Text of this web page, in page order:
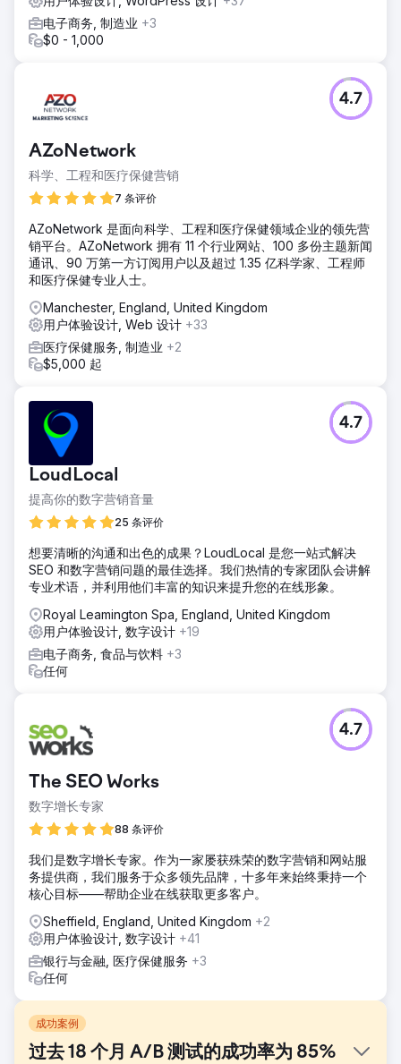
电子商务, 制造业 +3
$0 - 1,000
AZoNetwork
科学、工程和医疗保健营销
7 条评价
4.7
AZoNetwork 是面向科学、工程和医疗保健领域企业的领先营
销平台。AZoNetwork 拥有 11 个行业网站、100 多份主题新闻
通讯、90 万第一方订阅用户以及超过 1.35 亿科学家、工程师
和医疗保健专业人士。
Manchester, England, United Kingdom
用户体验设计, Web 设计 +33
医疗保健服务, 制造业 +2
$5,000 起
LoudLocal
提高你的数字营销音量
25 条评价
4.7
想要清晰的沟通和出色的成果？LoudLocal 是您一站式解决
SEO 和数字营销问题的最佳选择。我们热情的专家团队会讲解
专业术语，并利用他们丰富的知识来提升您的在线形象。
Royal Leamington Spa, England, United Kingdom
用户体验设计, 数字设计 +19
电子商务, 食品与饮料 +3
任何
The SEO Works
数字增长专家
88 条评价
4.7
我们是数字增长专家。作为一家屡获殊荣的数字营销和网站服
务提供商，我们服务于众多领先品牌，十多年来始终秉持一个
核心目标——帮助企业在线获取更多客户。
Sheffield, England, United Kingdom +2
用户体验设计, 数字设计 +41
银行与金融, 医疗保健服务 +3
任何
成功案例
过去 18 个月 A/B 测试的成功率为 85%